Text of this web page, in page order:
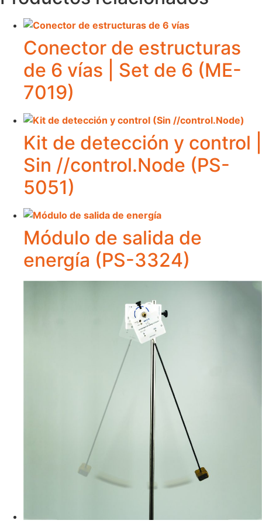
Conector de estructuras
de 6 vías | Set de 6 (ME-
7019)
Kit de detección y control |
Sin //control.Node (PS-
5051)
Módulo de salida de
energía (PS-3324)